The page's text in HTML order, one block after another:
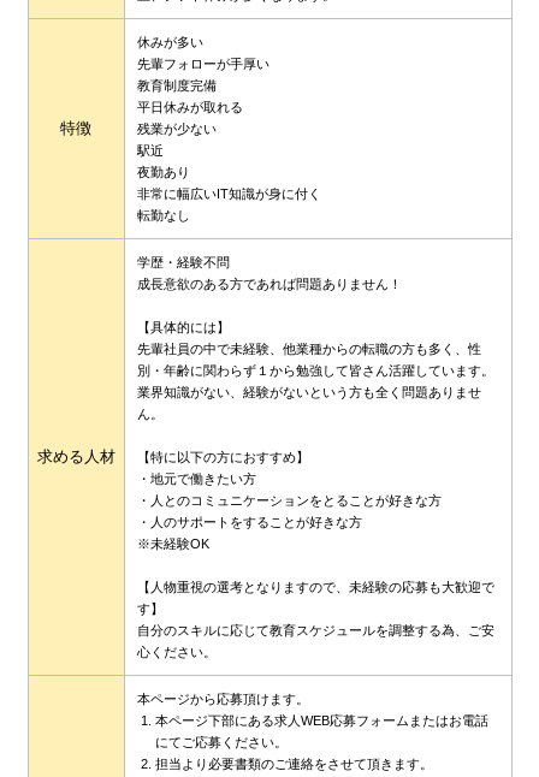
特徴
休みが多い
先輩フォローが手厚い
教育制度完備
平日休みが取れる
残業が少ない
駅近
夜勤あり
非常に幅広いIT知識が身に付く
転勤なし
求める人材
学歴・経験不問
成長意欲のある方であれば問題ありません！
【具体的には】
先輩社員の中で未経験、他業種からの転職の方も多く、性
別・年齢に関わらず１から勉強して皆さん活躍しています。
業界知識がない、経験がないという方も全く問題ありませ
ん。
【特に以下の方におすすめ】
・地元で働きたい方
・人とのコミュニケーションをとることが好きな方
・人のサポートをすることが好きな方
※未経験OK
【人物重視の選考となりますので、未経験の応募も大歓迎で
す】
自分のスキルに応じて教育スケジュールを調整する為、ご安
心ください。
本ページから応募頂けます。
本ページ下部にある求人WEB応募フォームまたはお電話
にてご応募ください。
担当より必要書類のご連絡をさせて頂きます。